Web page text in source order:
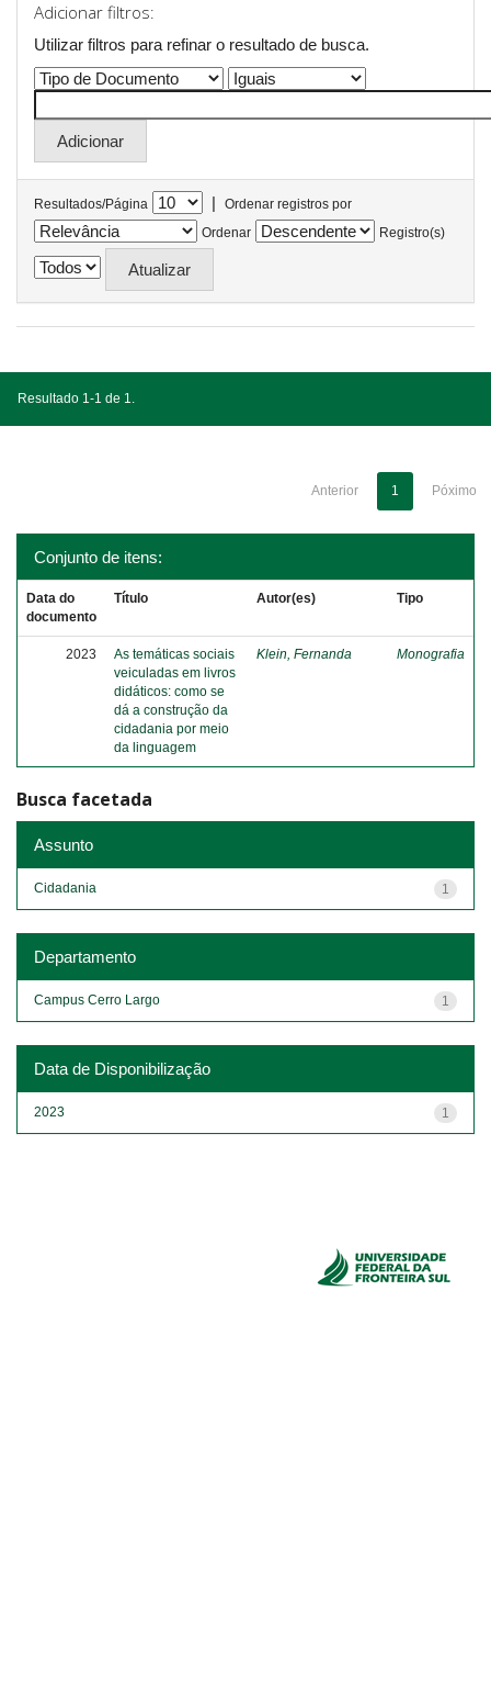
Adicionar filtros:
Utilizar filtros para refinar o resultado de busca.
Resultados/Página |
Ordenar registros por
Ordenar
Registro(s)
Resultado 1-1 de 1.
Anterior 1 Póximo
Conjunto de itens:
Data do
documento
Título Autor(es) Tipo
2023
As temáticas sociais
veiculadas em livros
didáticos: como se
dá a construção da
cidadania por meio
da linguagem
Klein, Fernanda Monografia
Busca facetada
Assunto
1
Cidadania
Departamento
1
Campus Cerro Largo
Data de Disponibilização
1
2023